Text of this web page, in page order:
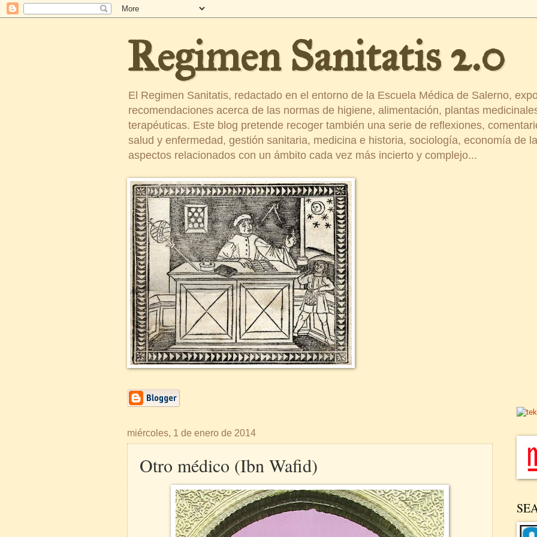
Regimen Sanitatis 2.0
El Regimen Sanitatis, redactado en el entorno de la Escuela Médica de Salerno,
recomendaciones acerca de las normas de higiene, alimentación, plantas
terapéuticas. Este blog pretende recoger también una serie de reflexiones,
salud y enfermedad, gestión sanitaria, medicina e historia, sociología, economía de
aspectos relacionados con un ámbito cada vez más incierto y complejo...
miércoles, 1 de enero de 2014
Otro médico (Ibn Wafid)